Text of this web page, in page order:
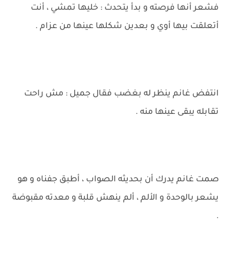
فشعر أنها فرصته و بدأ يتحدث : خليها تمشي ، أنت
أتعلقت بيها أوي و بعدين شكلها عينها من عزام .
انتفض غانم ينظر له بغضب فقال جميل : مش راحت
تقابله يبقى عينها منه .
صمت غانم يدرك أن بحديثه الصواب ، أطبق جفناه و هو
يشعر بالوحدة و الألم ، ألم ينهش قلبة و معدته مقبوضة
.